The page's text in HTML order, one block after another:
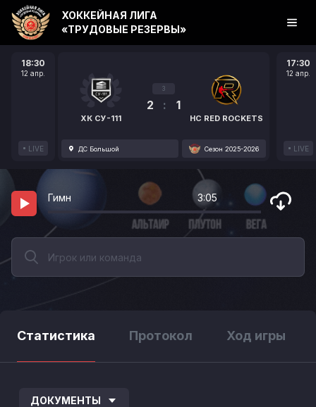
18:30
12 апр.
LIVE
ХК СУ-111
3
2 : 1
HC RED ROCKETS
ДС Большой Сезон 2025-2026
17:30
12 апр.
LIVE
ХОККЕЙНАЯ ЛИГА
«ТРУДОВЫЕ РЕЗЕРВЫ»
Гимн 3:05
Статистика Протокол Ход игры
ДОКУМЕНТЫ